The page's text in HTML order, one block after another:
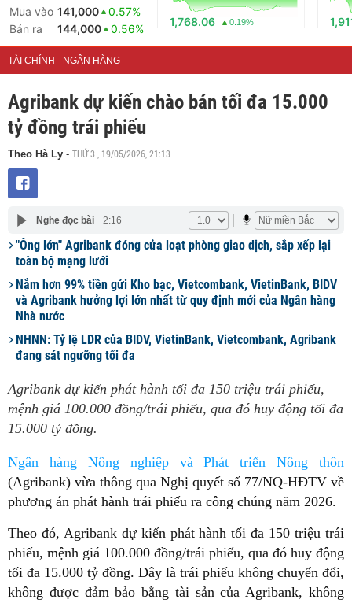
Mua vào 141,000
0.57%
Bán ra
144,000 0.56%
1,768.06 0.19%
TÀI CHÍNH - NGÂN HÀNG
Agribank dự kiến chào bán tối đa 15.000
tỷ đồng trái phiếu
Theo Hà Ly - THỨ 3 , 19/05/2026, 21:13
Nghe đọc bài 2:16
"Ông lớn" Agribank đóng cửa loạt phòng giao dịch, sắp xếp lại
toàn bộ mạng lưới
Nắm hơn 99% tiền gửi Kho bạc, Vietcombank, VietinBank, BIDV
và Agribank hưởng lợi lớn nhất từ quy định mới của Ngân hàng
Nhà nước
NHNN: Tỷ lệ LDR của BIDV, VietinBank, Vietcombank, Agribank
đang sát ngưỡng tối đa
Agribank dự kiến phát hành tối đa 150 triệu trái phiếu,
mệnh giá 100.000 đồng/trái phiếu, qua đó huy động tối đa
15.000 tỷ đồng.
Ngân hàng Nông nghiệp và Phát triển Nông thôn
(Agribank) vừa thông qua Nghị quyết số 77/NQ-HĐTV về
phương án phát hành trái phiếu ra công chúng năm 2026.
Theo đó, Agribank dự kiến phát hành tối đa 150 triệu trái
phiếu, mệnh giá 100.000 đồng/trái phiếu, qua đó huy động
tối đa 15.000 tỷ đồng. Đây là trái phiếu không chuyển đổi,
không được đảm bảo bằng tài sản của Agribank, không